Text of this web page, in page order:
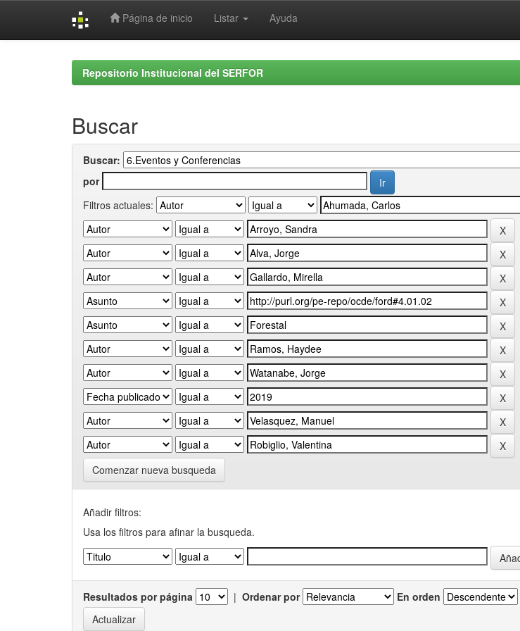
Página de inicio Listar Ayuda
Repositorio Institucional del SERFOR
Buscar
Buscar:
por
Filtros actuales:
Comenzar nueva busqueda
Añadir filtros:
Usa los filtros para afinar la busqueda.
Resultados por página | Ordenar por En orden